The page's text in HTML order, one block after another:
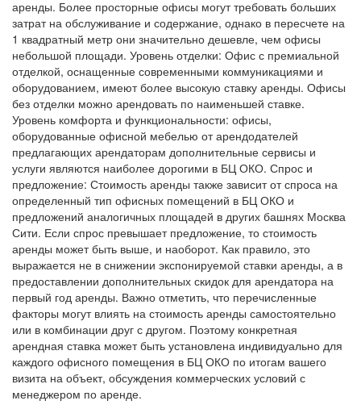
аренды. Более просторные офисы могут требовать больших
затрат на обслуживание и содержание, однако в пересчете на
1 квадратный метр они значительно дешевле, чем офисы
небольшой площади. Уровень отделки: Офис с премиальной
отделкой, оснащенные современными коммуникациями и
оборудованием, имеют более высокую ставку аренды. Офисы
без отделки можно арендовать по наименьшей ставке.
Уровень комфорта и функциональности: офисы,
оборудованные офисной мебелью от арендодателей
предлагающих арендаторам дополнительные сервисы и
услуги являются наиболее дорогими в БЦ ОКО. Спрос и
предложение: Стоимость аренды также зависит от спроса на
определенный тип офисных помещений в БЦ ОКО и
предложений аналогичных площадей в других башнях Москва
Сити. Если спрос превышает предложение, то стоимость
аренды может быть выше, и наоборот. Как правило, это
выражается не в снижении экспонируемой ставки аренды, а в
предоставлении дополнительных скидок для арендатора на
первый год аренды. Важно отметить, что перечисленные
факторы могут влиять на стоимость аренды самостоятельно
или в комбинации друг с другом. Поэтому конкретная
арендная ставка может быть установлена индивидуально для
каждого офисного помещения в БЦ ОКО по итогам вашего
визита на объект, обсуждения коммерческих условий с
менеджером по аренде.